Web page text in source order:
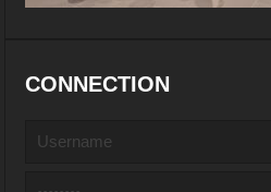
CONNECTION